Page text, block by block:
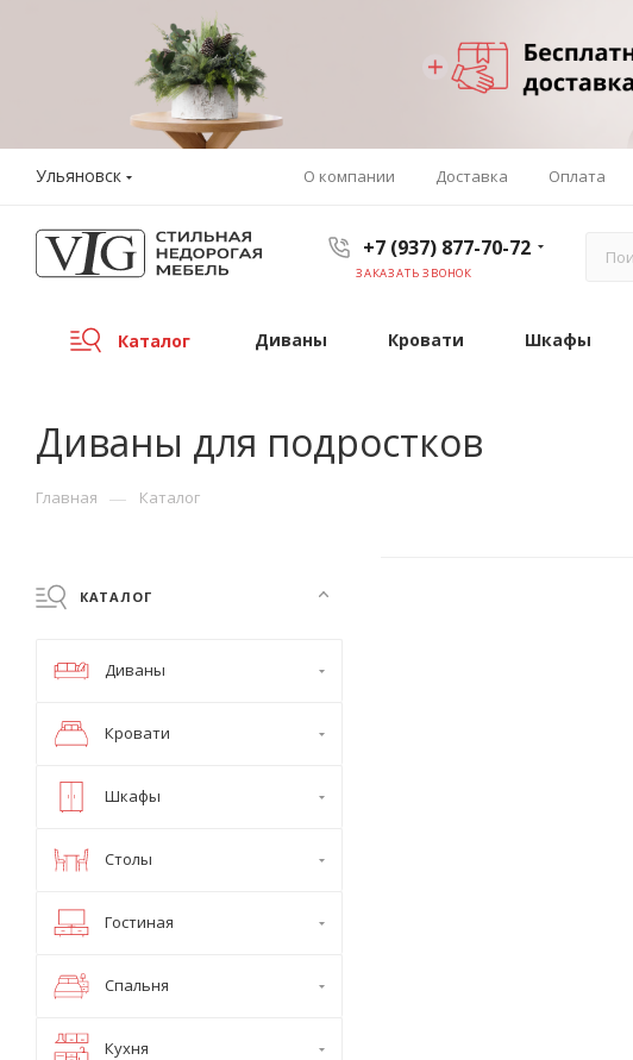
Ульяновск О компании Доставка Оплата
+7 (937) 877-70-72
ЗАКАЗАТЬ ЗВОНОК
Каталог Диваны Кровати Шкафы
Диваны для подростков
Главная — Каталог
КАТАЛОГ
Диваны
Кровати
Шкафы
Столы
Гостиная
Спальня
Кухня